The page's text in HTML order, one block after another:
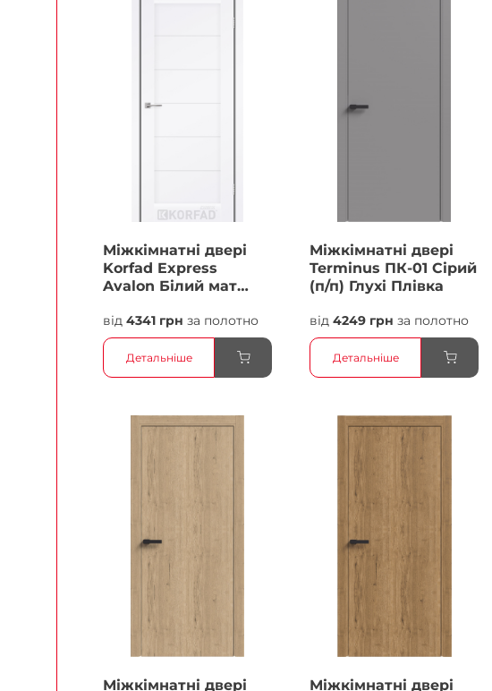
Міжкімнатні двері
Korfad Express
Avalon Білий мат
Плівка
від 4341 грн за полотно
Детальніше
Міжкімнатні двері
Terminus ПК-01 Сірий
(п/п) Глухі Плівка
від4249 грн за полотно
Детальніше
Міжкімнатні двері
Міжкімнатні двері